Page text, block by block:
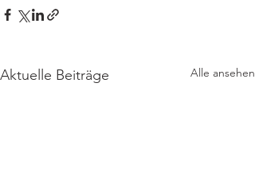
Aktuelle Beiträge Alle ansehen